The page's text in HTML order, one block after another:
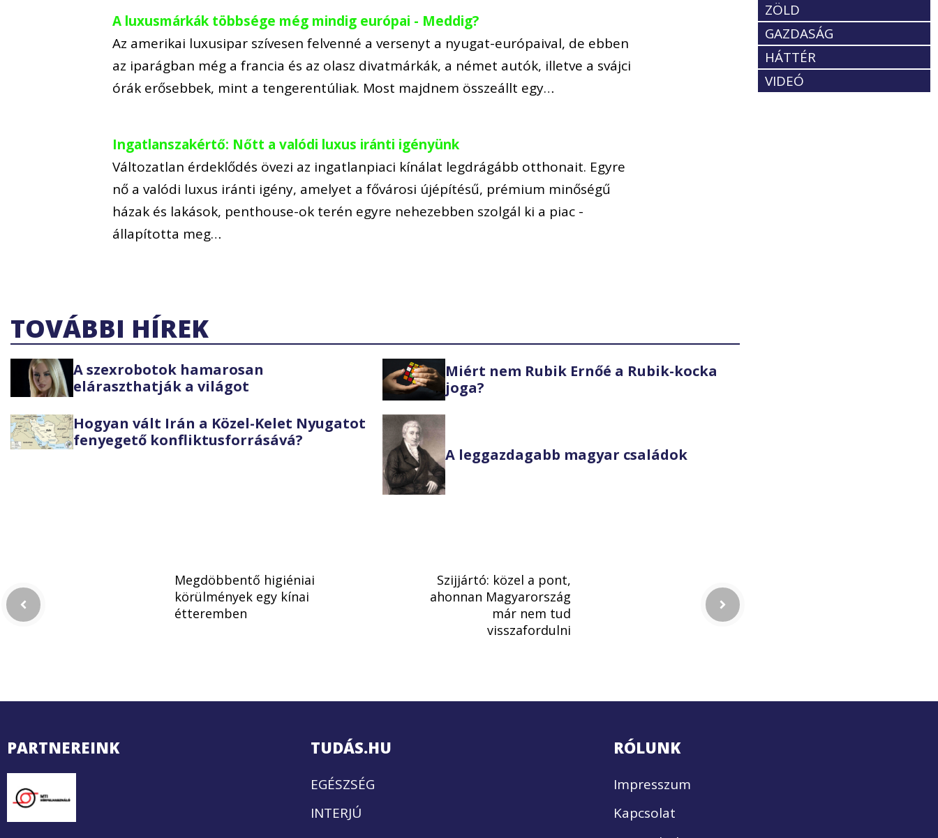
A luxusmárkák többsége még mindig európai - Meddig?
Az amerikai luxusipar szívesen felvenné a versenyt a nyugat-európaival, de ebben
az iparágban még a francia és az olasz divatmárkák, a német autók, illetve a svájci
órák erősebbek, mint a tengerentúliak. Most majdnem összeállt egy…
Ingatlanszakértő: Nőtt a valódi luxus iránti igényünk
Változatlan érdeklődés övezi az ingatlanpiaci kínálat legdrágább otthonait. Egyre
nő a valódi luxus iránti igény, amelyet a fővárosi újépítésű, prémium minőségű
házak és lakások, penthouse-ok terén egyre nehezebben szolgál ki a piac -
állapította meg…
TOVÁBBI HÍREK
A szexrobotok hamarosan
eláraszthatják a világot
Miért nem Rubik Ernőé a Rubik-kocka
joga?
Hogyan vált Irán a Közel-Kelet Nyugatot
fenyegető konfliktusforrásává?
A leggazdagabb magyar családok
ZÖLD
GAZDASÁG
HÁTTÉR
VIDEÓ
Megdöbbentő higiéniai
körülmények egy kínai
étteremben
Szijjártó: közel a pont,
ahonnan Magyarország
már nem tud
visszafordulni
PARTNEREINK TUDÁS.HU
EGÉSZSÉG
INTERJÚ
RÓLUNK
Impresszum
Kapcsolat